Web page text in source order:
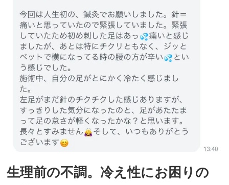
生理前の不調。冷え性にお困りの